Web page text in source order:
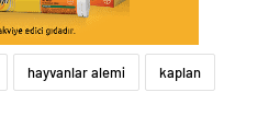
hayvanlar alemi kaplan